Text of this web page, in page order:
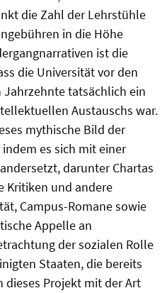
die Zahl der Lehrstühle
in die Höhe
ist die
die Universität vor den
tatsächlich ein
Austauschs war.
mythische Bild der
es sich mit einer
darunter Chartas
Kritiken und andere
Campus-Romane sowie
Appelle an
der sozialen Rolle
Staaten, die bereits
dieses Projekt mit der Art